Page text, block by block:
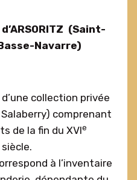
(Saint-
Navarre)
collection privée
comprenant
de la fin du XVIe
siècle.
à l’inventaire